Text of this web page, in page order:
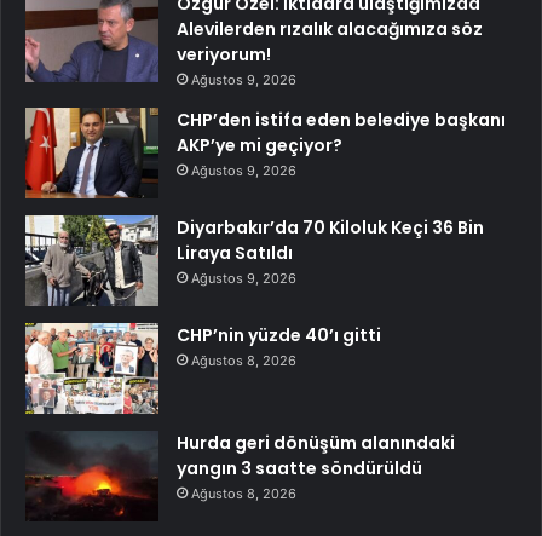
Alevilerden rızalık alacağımıza söz
veriyorum!
Ağustos 9, 2026
CHP’den istifa eden belediye başkanı
AKP’ye mi geçiyor?
Ağustos 9, 2026
Diyarbakır’da 70 Kiloluk Keçi 36 Bin
Liraya Satıldı
Ağustos 9, 2026
CHP’nin yüzde 40’ı gitti
Ağustos 8, 2026
Hurda geri dönüşüm alanındaki
yangın 3 saatte söndürüldü
Ağustos 8, 2026